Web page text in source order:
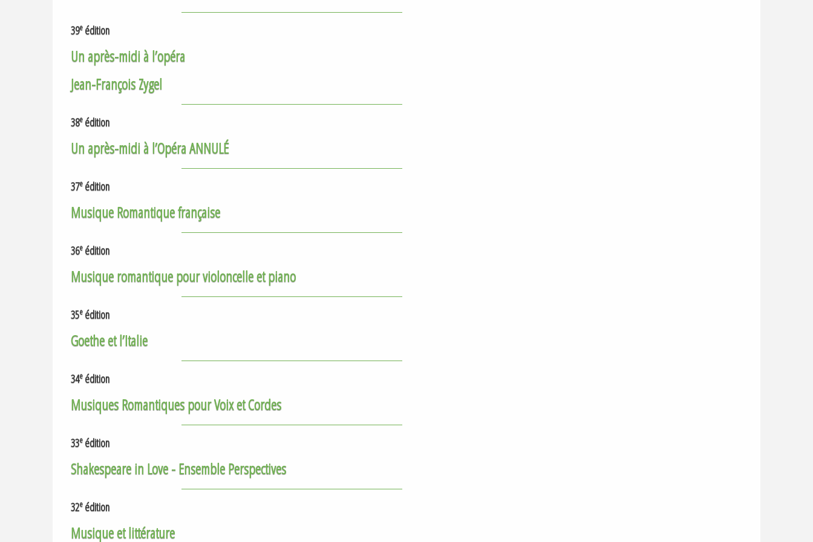
39e édition
Un après-midi à l’opéra
Jean-François Zygel
38e édition
Un après-midi à l’OpéraANNULÉ
37e édition
Musique Romantique française
36e édition
Musique romantique pour violoncelle et piano
35e édition
Goethe et l’Italie
34e édition
Musiques Romantiques pour Voix et Cordes
33e édition
Shakespeare in Love - Ensemble Perspectives
32e édition
Musique et littérature